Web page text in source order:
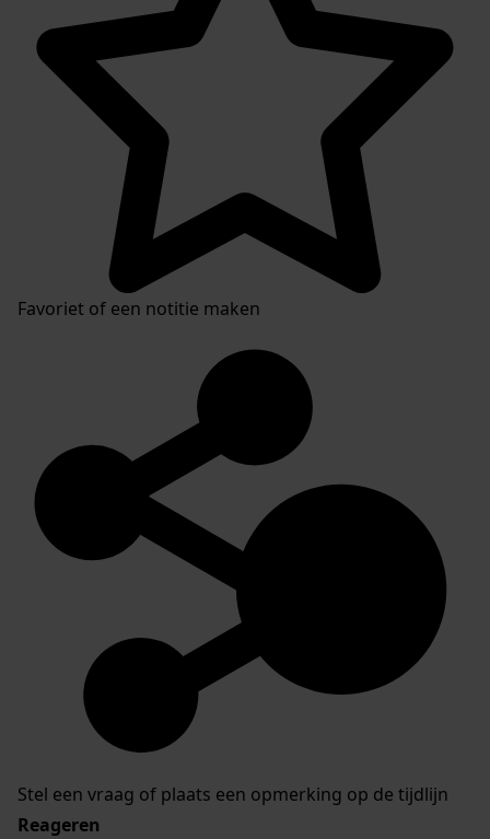
Favoriet of een notitie maken
Stel een vraag of plaats een opmerking op de tijdlijn
Reageren